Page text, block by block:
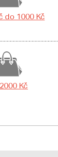
do 1000 Kč
Kč